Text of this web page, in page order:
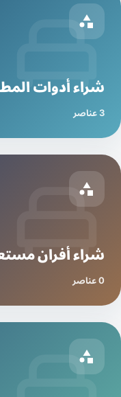
شراء أدوات
3 عناصر
شراء أفران
0 عناصر